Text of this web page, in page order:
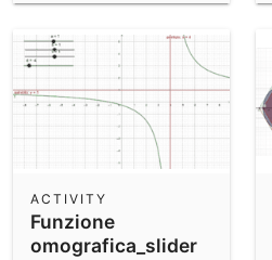
Funzione
omografica_slider
ACTIVITY